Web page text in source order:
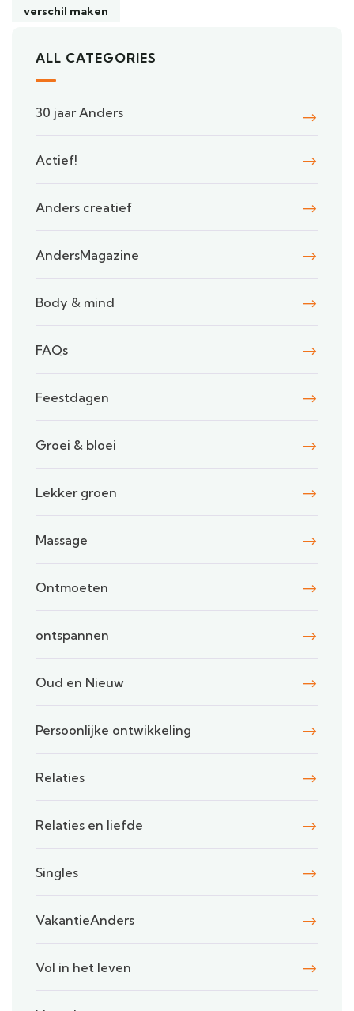
verschil maken
ALL CATEGORIES
30 jaar Anders
Actief!
Anders creatief
AndersMagazine
Body & mind
FAQs
Feestdagen
Groei & bloei
Lekker groen
Massage
Ontmoeten
ontspannen
Oud en Nieuw
Persoonlijke ontwikkeling
Relaties
Relaties en liefde
Singles
VakantieAnders
Vol in het leven